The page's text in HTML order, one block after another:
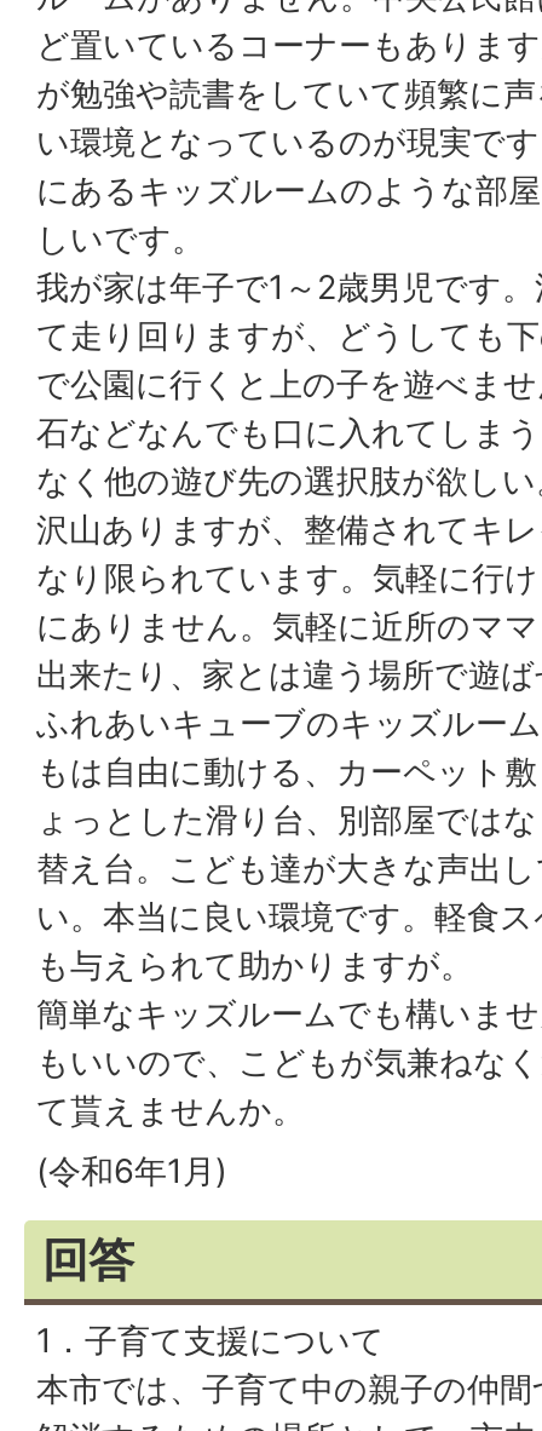
ど置いているコーナーもありま
が勉強や読書をしていて頻繁に
い環境となっているのが現実で
にあるキッズルームのような部
しいです。
我が家は年子で1～2歳男児です
て走り回りますが、どうしても
で公園に行くと上の子を遊べま
石などなんでも口に入れてしま
なく他の遊び先の選択肢が欲し
沢山ありますが、整備されてキ
なり限られています。気軽に行
にありません。気軽に近所のマ
出来たり、家とは違う場所で遊
ふれあいキューブのキッズルー
もは自由に動ける、カーペット
ょっとした滑り台、別部屋では
替え台。こども達が大きな声出
い。本当に良い環境です。軽食
も与えられて助かりますが。
簡単なキッズルームでも構いま
もいいので、こどもが気兼ねな
て貰えませんか。
(令和6年1月)
回答
1．子育て支援について
本市では、子育て中の親子の仲